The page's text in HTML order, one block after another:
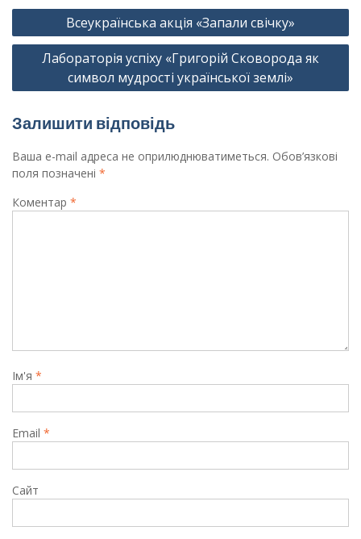
Навігація
записів
Всеукраїнська акція «Запали свічку»
Лабораторія успіху «Григорій Сковорода як
символ мудрості української землі»
Залишити відповідь
Ваша e-mail адреса не оприлюднюватиметься. Обов’язкові
поля позначені *
Коментар *
Ім'я *
Email *
Сайт